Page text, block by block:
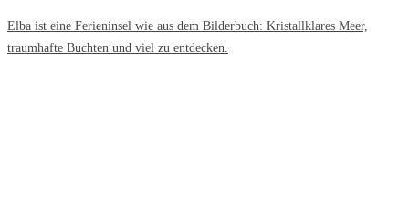
Elba ist eine Ferieninsel wie aus dem Bilderbuch: Kristallklares Meer,
traumhafte Buchten und viel zu entdecken.